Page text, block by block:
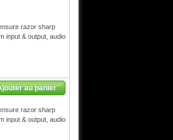
razor sharp
input & output, audio
au panier
razor sharp
input & output, audio